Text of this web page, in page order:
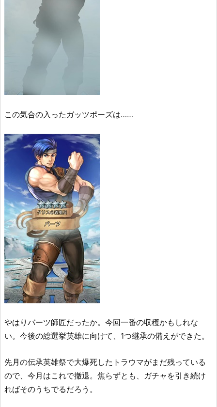
この気合の入ったガッツポーズは……
やはりバーツ師匠だったか。今回一番の収穫かもしれな
い。今後の総選挙英雄に向けて、1つ継承の備えができた。
先月の伝承英雄祭で大爆死したトラウマがまだ残っている
ので、今月はこれで撤退。焦らずとも、ガチャを引き続け
ればそのうちでるだろう。